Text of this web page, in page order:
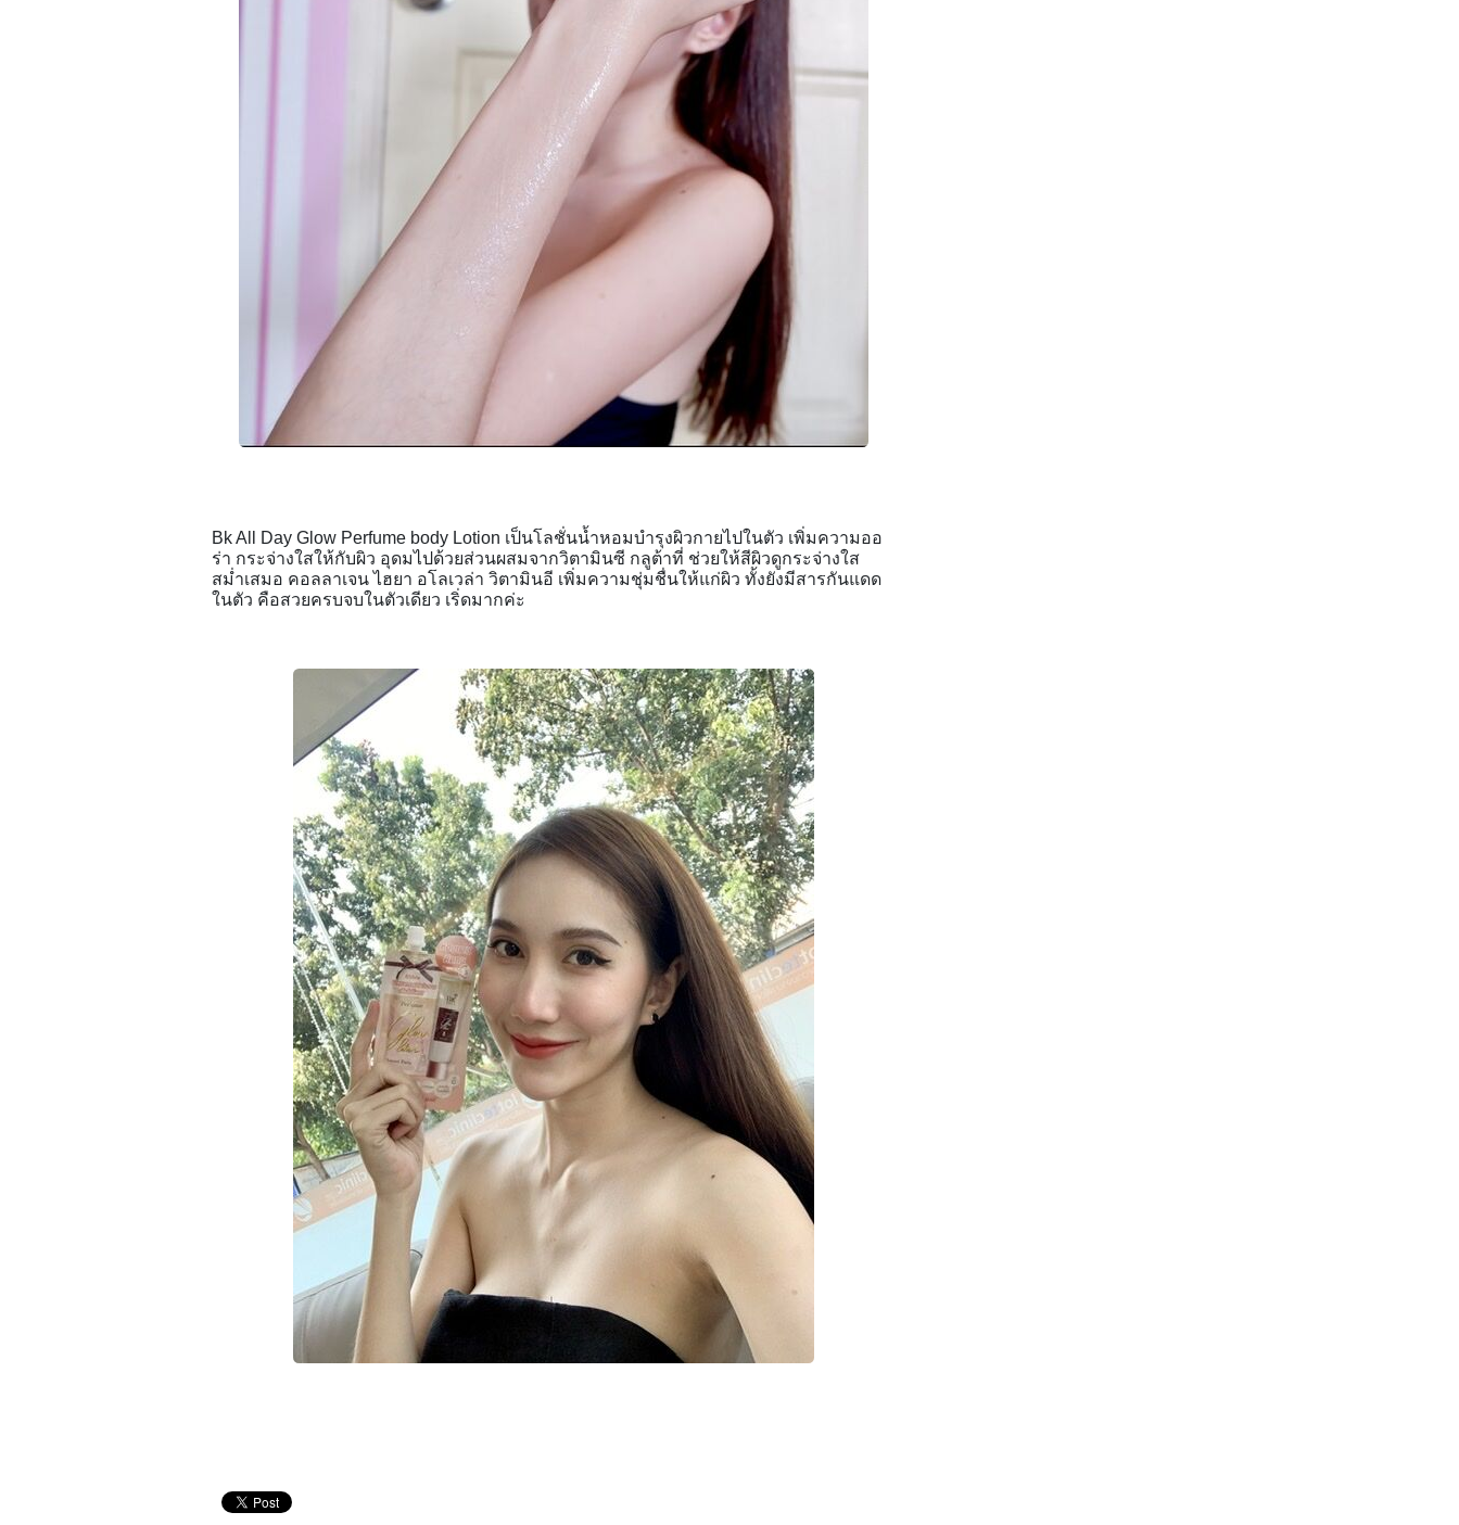
Bk All Day Glow Perfume body Lotion เป็นโลชั่นน้ำหอมบำรุงผิวกายไปในตัว เพิ่มความออ
ร่า กระจ่างใสให้กับผิว อุดมไปด้วยส่วนผสมจากวิตามินซี กลูต้าที่ ช่วยให้สีผิวดูกระจ่างใส
สม่ำเสมอ คอลลาเจน ไฮยา อโลเวล่า วิตามินอี เพิ่มความชุ่มชื่นให้แก่ผิว ทั้งยังมีสารกันแดด
ในตัว คือสวยครบจบในตัวเดียว เริ่ดมากค่ะ